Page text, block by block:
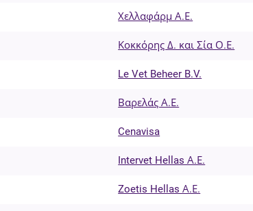
Χελλαφάρμ Α.Ε.
Κοκκόρης Δ. και Σία Ο.Ε.
Le Vet Beheer B.V.
Βαρελάς Α.Ε.
Cenavisa
Intervet Hellas Α.Ε.
Zoetis Hellas Α.Ε.